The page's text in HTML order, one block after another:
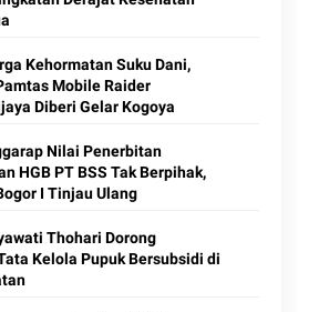
Kehormatan Suku Dani,
Mobile Raider
Diberi Gelar Kogoya
Nilai Penerbitan
HGB PT BSS Tak Berpihak,
I Tinjau Ulang
Thohari Dorong
Kelola Pupuk Bersubsidi di